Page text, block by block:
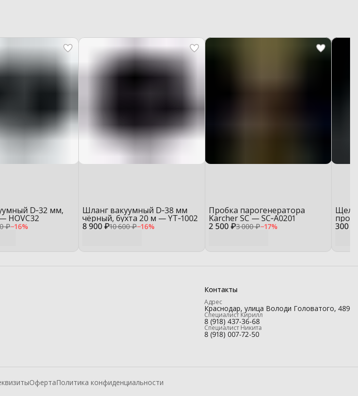
₽−16%
D‑32 мм,
HOVC32
8 900 ₽10 600 ₽−16%
Шланг вакуумный D‑38 мм
чёрный, бухта 20 м — YT‑1002
2 500 ₽3 000 ₽−17%
Пробка парогенератора
Karcher SC — SC‑A0201
300 ₽
мм —
Контакты
Адрес
Краснодар, улица Володи Головатого, 489
Специалист Кирилл
8 (918) 437-36-68
Специалист Никита
8 (918) 007-72-50
ОфертаПолитика конфиденциальности